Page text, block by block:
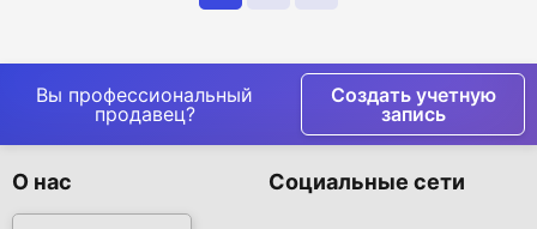
Вы профессиональный
продавец?
Создать учетную
запись
О нас Социальные сети